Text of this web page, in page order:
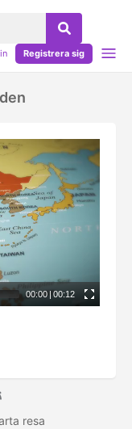
Registrera sig
00:00 | 00:12
resa